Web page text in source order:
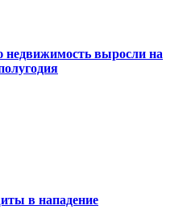
недвижимость выросли на
в нападение